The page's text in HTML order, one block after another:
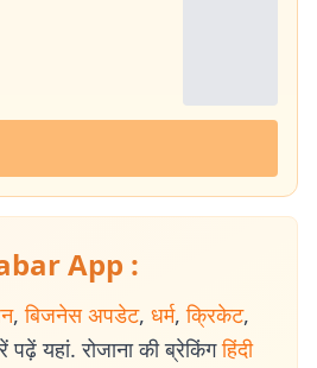
App :
, बिजनेस अपडेट, धर्म, क्रिकेट,
पढ़ें यहां. रोजाना की ब्रेकिंग हिंदी